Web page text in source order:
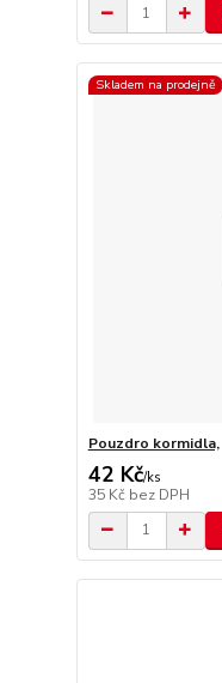
Skladem na prodejně
Pouzdro kormidla,
42 Kč/ks
35 Kč bez DPH